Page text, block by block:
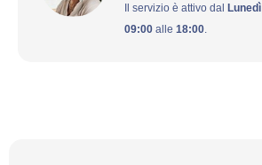
Il servizio è attivo dal Lunedì
09:00 alle 18:00